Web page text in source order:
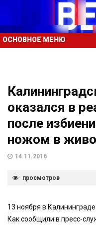
ОСНОВНОЕ МЕНЮ
оказался в
после
ножом в
14.11.2016
просмотров
13 ноября в
Как сообщили в пресс-